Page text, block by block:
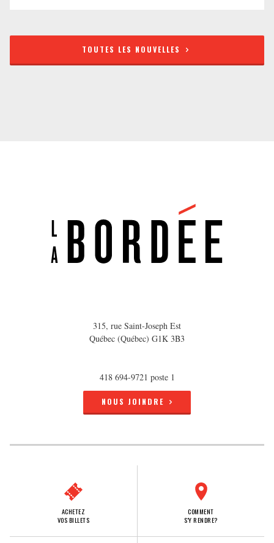
TOUTES LES NOUVELLES
315, rue Saint-Joseph Est
Québec (Québec) G1K 3B3
418 694-9721 poste 1
NOUS JOINDRE
ACHETEZ
VOS BILLETS
COMMENT
S'Y RENDRE?